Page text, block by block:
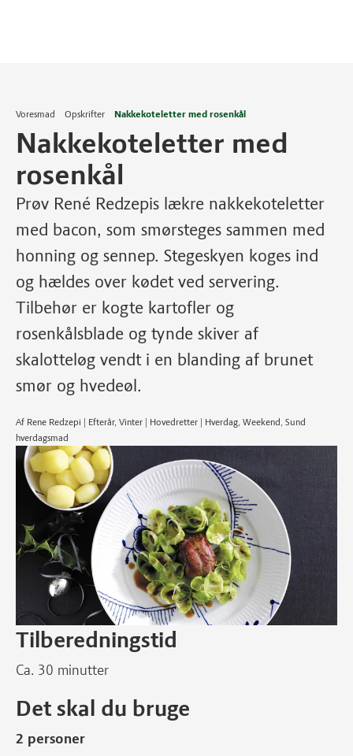
Voresmad Opskrifter Nakkekoteletter med rosenkål
Nakkekoteletter med
rosenkål
Prøv René Redzepis lækre nakkekoteletter
med bacon, som smørsteges sammen med
honning og sennep. Stegeskyen koges ind
og hældes over kødet ved servering.
Tilbehør er kogte kartofler og
rosenkålsblade og tynde skiver af
skalotteløg vendt i en blanding af brunet
smør og hvedeøl.
Af Rene Redzepi | Efterår, Vinter | Hovedretter | Hverdag, Weekend, Sund
hverdagsmad
Tilberedningstid
Ca. 30 minutter
Det skal du bruge
2 personer